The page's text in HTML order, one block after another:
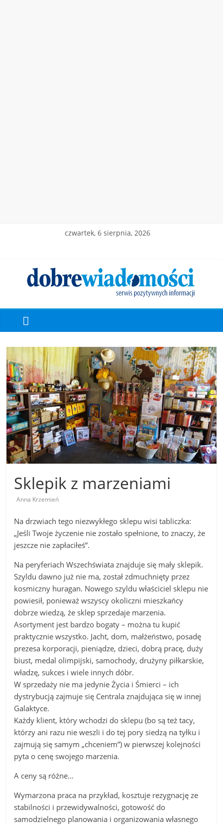
czwartek, 6 sierpnia, 2026
Sklepik z marzeniami
Anna Krzemień
Na drzwiach tego niezwykłego sklepu wisi tabliczka:
„Jeśli Twoje życzenie nie zostało spełnione, to znaczy, że
jeszcze nie zapłaciłeś”.
Na peryferiach Wszechświata znajduje się mały sklepik.
Szyldu dawno już nie ma, został zdmuchnięty przez
kosmiczny huragan. Nowego szyldu właściciel sklepu nie
powiesił, ponieważ wszyscy okoliczni mieszkańcy
dobrze wiedzą, że sklep sprzedaje marzenia.
Asortyment jest bardzo bogaty – można tu kupić
praktycznie wszystko. Jacht, dom, małżeństwo, posadę
prezesa korporacji, pieniądze, dzieci, dobrą pracę, duży
biust, medal olimpijski, samochody, drużyny piłkarskie,
władzę, sukces i wiele innych dóbr.
W sprzedaży nie ma jedynie Życia i Śmierci – ich
dystrybucją zajmuje się Centrala znajdująca się w innej
Galaktyce.
Każdy klient, który wchodzi do sklepu (bo są też tacy,
którzy ani razu nie weszli i do tej pory siedzą na tyłku i
zajmują się samym „chceniem”) w pierwszej kolejności
pyta o cenę swojego marzenia.
A ceny są różne…
Wymarzona praca na przykład, kosztuje rezygnację ze
stabilności i przewidywalności, gotowość do
samodzielnego planowania i organizowania własnego